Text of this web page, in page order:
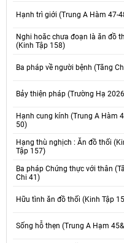
Hạnh trì giới (Trung A Hàm 47-
Nghi hoăc chưa đoạn là ăn đồ
(Kinh Tập 158)
Ba pháp về người bệnh (Tăng
Bảy thiện pháp (Trường Hạ
Hạnh cung kính (Trung A Hàm
50)
Hạng thù nghịch : Ăn đồ thối
Tập 157)
Ba pháp Chứng thực với thân
Chi 41)
Hữu tình ăn đồ thối (Kinh Tập
Sống hỗ thẹn (Trung A Hạm